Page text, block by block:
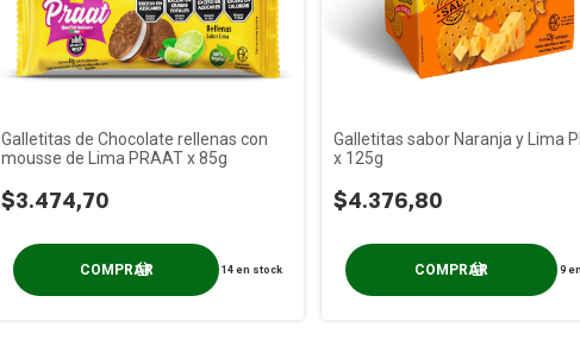
Galletitas de Chocolate rellenas con
mousse de Lima PRAAT x 85g
$3.474,70
14en stock
Galletitas sabor Naranja y Lima
x 125g
$4.376,80
9